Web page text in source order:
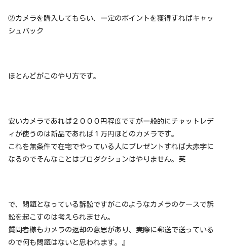
②カメラを購入してもらい、一定のポイントを獲得すればキャッ
シュバック
ほとんどがこのやり方です。
安いカメラであれば２０００円程度ですが一般的にチャットレデ
ィが使うのは新品であれば１万円ほどのカメラです。
これを無条件で在宅でやっている人にプレゼントすれば大赤字に
なるのでそんなことはプロダクションはやりません。笑
で、問題となっている訴訟ですがこのようなカメラのケースで訴
訟を起こすのは考えられません。
質問者様もカメラの返却の意思があり、実際に郵送で送っている
ので何も問題はないと思われます。』